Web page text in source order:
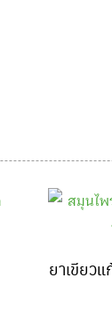
ยาเขียว